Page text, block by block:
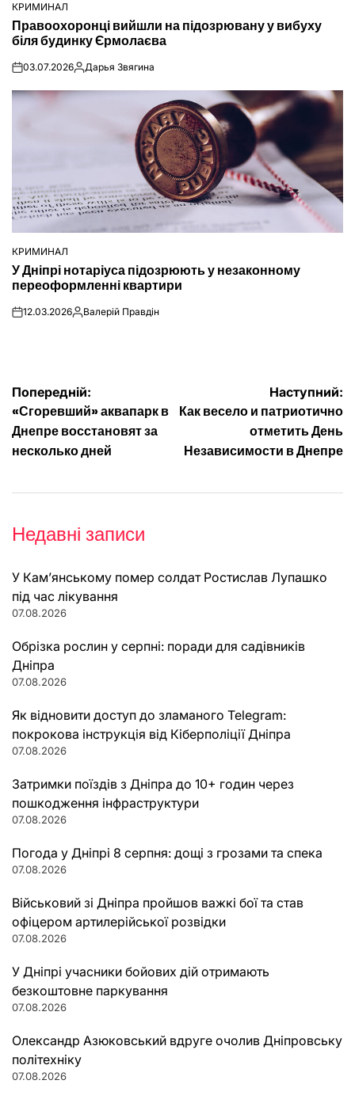
ОПУБЛІКУВАТИ
КРИМИНАЛ
Правоохоронці вийшли на підозрювану у вибуху
біля будинку Єрмолаєва
on03.07.2026Опубліковано
Дарья Звягина
ОПУБЛІКУВАТИ
У
КРИМИНАЛ
У Дніпрі нотаріуса підозрюють у незаконному
переоформленні квартири
on12.03.2026Опубліковано
Валерій Правдін
Навігація
записів
Попередній:
«Сгоревший» аквапарк в
Днепре восстановят за
несколько дней
Наступний:
Как весело и патриотично
отметить День
Независимости в Днепре
Недавні записи
У Кам’янському помер солдат Ростислав Лупашко
під час лікування
07.08.2026
Обрізка рослин у серпні: поради для садівників
Дніпра
07.08.2026
Як відновити доступ до зламаного Telegram:
покрокова інструкція від Кіберполіції Дніпра
07.08.2026
Затримки поїздів з Дніпра до 10+ годин через
пошкодження інфраструктури
07.08.2026
Погода у Дніпрі 8 серпня: дощі з грозами та спека
07.08.2026
Військовий зі Дніпра пройшов важкі бої та став
офіцером артилерійської розвідки
07.08.2026
У Дніпрі учасники бойових дій отримають
безкоштовне паркування
07.08.2026
Олександр Азюковський вдруге очолив Дніпровську
політехніку
07.08.2026